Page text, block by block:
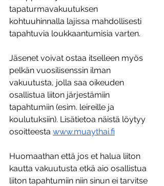
tapaturmavakuutuksen
kohtuuhinnalla lajissa mahdollisesti
tapahtuvia loukkaantumisia varten.
Jäsenet voivat ostaa itselleen myös
pelkän vuosilisenssin ilman
vakuutusta, jolla saa oikeuden
osallistua liiton järjestämiin
tapahtumiin (esim. leireille ja
koulutuksiin). Lisätietoa näistä löytyy
osoitteesta www.muaythai.fi
Huomaathan että jos et halua liiton
kautta vakuutusta etkä aio osallistua
liiton tapahtumiin niin sinun ei tarvitse